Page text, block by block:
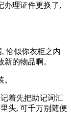
办理证件更换了,
, 恰似你衣柜之内
的物品啊。
着先把助记词汇
头, 可千万别随便